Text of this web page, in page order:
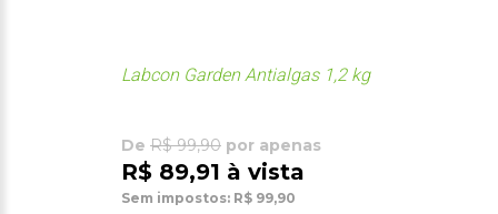
Labcon Garden Antialgas 1,2 kg
De R$ 99,90 por apenas
R$ 89,91 à vista
Sem impostos: R$ 99,90